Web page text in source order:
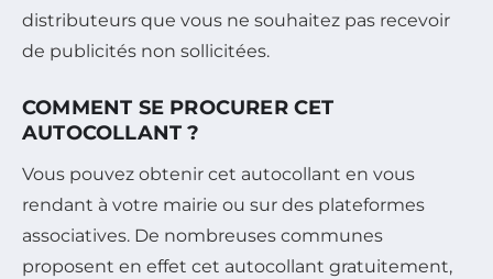
distributeurs que vous ne souhaitez pas recevoir
de publicités non sollicitées.
COMMENT SE PROCURER CET
AUTOCOLLANT ?
Vous pouvez obtenir cet autocollant en vous
rendant à votre mairie ou sur des plateformes
associatives. De nombreuses communes
proposent en effet cet autocollant gratuitement,